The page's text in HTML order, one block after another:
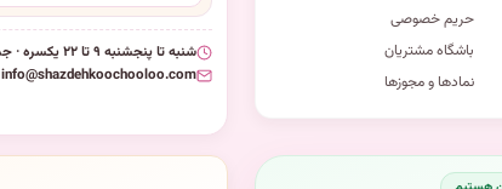
حریم خصوصی
باشگاه مشتریان
نمادها و مجوزها
شنبه تا پنجشنبه ۹ تا ۲۲ یکسره · جمعه‌ها ۱۰ تا ۱۴ و ۱۶ تا ۲۱
info@shazdehkoochooloo.com